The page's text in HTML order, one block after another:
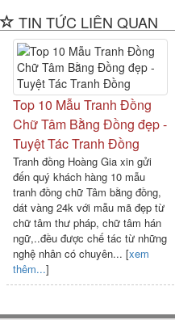
TIN TỨC LIÊN QUAN
Top 10 Mẫu Tranh Đồng
Chữ Tâm Bằng Đồng đẹp -
Tuyệt Tác Tranh Đồng
Tranh đồng Hoàng Gia xin gửi
đến quý khách hàng 10 mẫu
tranh đồng chữ Tâm bằng đồng,
dát vàng 24k với mẫu mã đẹp từ
chữ tâm thư pháp, chữ tâm hán
ngữ,..đều được chế tác từ những
nghệ nhân có chuyên... [xem
thêm...]